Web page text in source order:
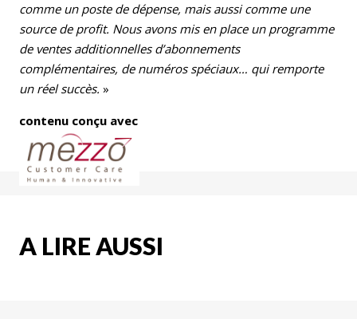
comme un poste de dépense, mais aussi comme une
source de profit. Nous avons mis en place un programme
de ventes additionnelles d’abonnements
complémentaires, de numéros spéciaux… qui remporte
un réel succès. »
contenu conçu avec
A LIRE AUSSI